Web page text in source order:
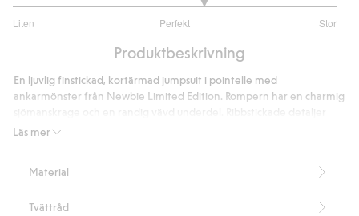
Liten Perfekt Stor
utav
17
betyg
Produktbeskrivning
Läs mer
En ljuvlig finstickad, kortärmad jumpsuit i pointelle med
ankarmönster från Newbie Limited Edition. Rompern har en charmig
pryder kragen, ärmsluten, nederkanten och placket. Praktiska, dolda
Innehåller 100% ekologisk bomull.
Organic cotton- GOTS
Material
Tvättråd